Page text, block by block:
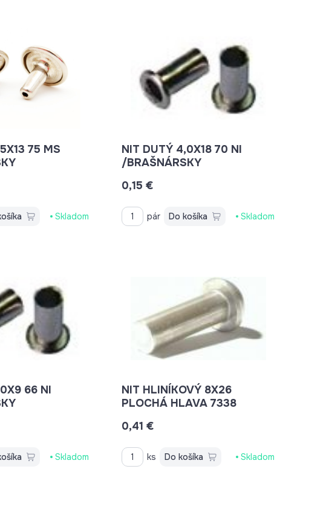
75 MS
Skladom
NIT DUTÝ 4,0X18 70 NI
/BRAŠNÁRSKY
0,15 €
pár Do košíka Skladom
66 NI
Skladom
NIT HLINÍKOVÝ 8X26
PLOCHÁ HLAVA 7338
0,41 €
ks Do košíka Skladom